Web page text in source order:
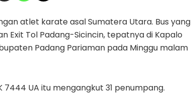
atlet karate asal Sumatera Utara. Bus yang
Exit Tol Padang-Sicincin, tepatnya di Kapalo
Padang Pariaman pada Minggu malam
7444 UA itu mengangkut 31 penumpang.